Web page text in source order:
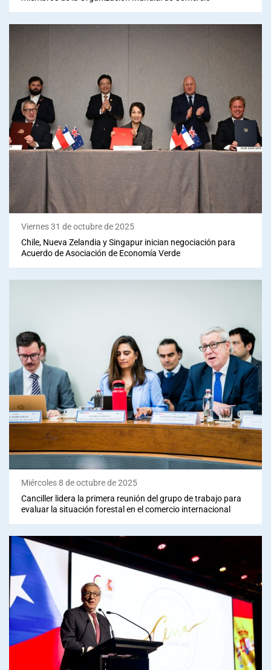
Viernes 31 de octubre de 2025
Chile, Nueva Zelandia y Singapur inician negociación para
Acuerdo de Asociación de Economía Verde
Miércoles 8 de octubre de 2025
Canciller lidera la primera reunión del grupo de trabajo para
evaluar la situación forestal en el comercio internacional